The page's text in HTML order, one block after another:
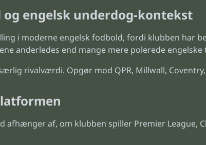
og engelsk underdog-kontekst
i moderne engelsk fodbold, fordi klubben har
anderledes end mange mere polerede engelske
rivalværdi. Opgør mod QPR, Millwall,
afhænger af, om klubben spiller Premier